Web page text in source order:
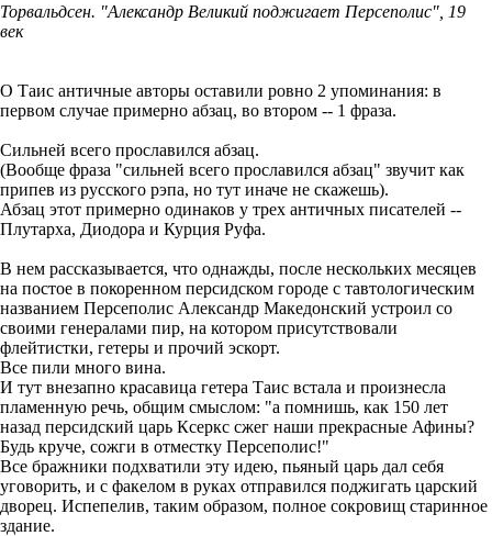
Торвальдсен. "Александр Великий поджигает Персеполис", 19
век
О Таис античные авторы оставили ровно 2 упоминания: в
первом случае примерно абзац, во втором -- 1 фраза.
Сильней всего прославился абзац.
(Вообще фраза "сильней всего прославился абзац" звучит как
припев из русского рэпа, но тут иначе не скажешь).
Абзац этот примерно одинаков у трех античных писателей --
Плутарха, Диодора и Курция Руфа.
В нем рассказывается, что однажды, после нескольких месяцев
на постое в покоренном персидском городе с тавтологическим
названием Персеполис Александр Македонский устроил со
своими генералами пир, на котором присутствовали
флейтистки, гетеры и прочий эскорт.
Все пили много вина.
И тут внезапно красавица гетера Таис встала и произнесла
пламенную речь, общим смыслом: "а помнишь, как 150 лет
назад персидский царь Ксеркс сжег наши прекрасные Афины?
Будь круче, сожги в отместку Персеполис!"
Все бражники подхватили эту идею, пьяный царь дал себя
уговорить, и с факелом в руках отправился поджигать царский
дворец. Испепелив, таким образом, полное сокровищ старинное
здание.